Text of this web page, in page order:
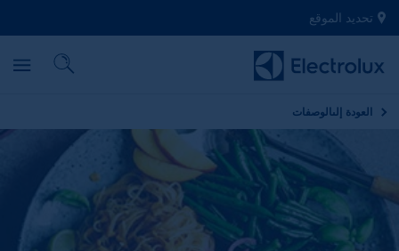
تحديد الموقع
العودة إلىالوصفات